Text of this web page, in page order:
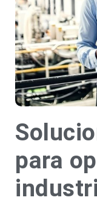
para